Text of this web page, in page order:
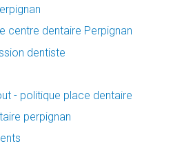
centre dentaire Perpignan
dentiste
- politique place dentaire
perpignan